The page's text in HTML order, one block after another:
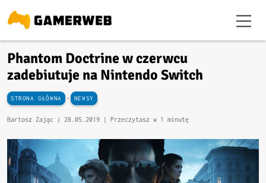
Phantom Doctrine w czerwcu
zadebiutuje na Nintendo Switch
STRONA GŁÓWNA - NEWSY
Bartosz Zając | 28.05.2019 | Przeczytasz w 1 minutę